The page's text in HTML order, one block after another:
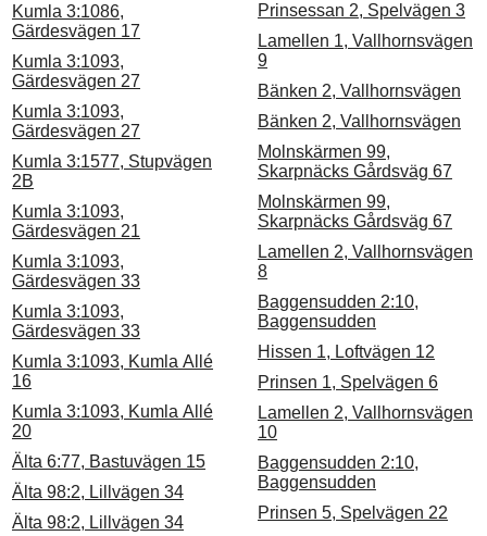
Kumla 3:1086,
Gärdesvägen 17
Kumla 3:1093,
Gärdesvägen 27
Kumla 3:1093,
Gärdesvägen 27
Kumla 3:1577, Stupvägen
2B
Kumla 3:1093,
Gärdesvägen 21
Kumla 3:1093,
Gärdesvägen 33
Kumla 3:1093,
Gärdesvägen 33
Kumla 3:1093, Kumla Allé
16
Kumla 3:1093, Kumla Allé
20
Älta 6:77, Bastuvägen 15
Älta 98:2, Lillvägen 34
Älta 98:2, Lillvägen 34
Prinsessan 2, Spelvägen 3
Lamellen 1, Vallhornsvägen
9
Bänken 2, Vallhornsvägen
Bänken 2, Vallhornsvägen
Molnskärmen 99,
Skarpnäcks Gårdsväg 67
Molnskärmen 99,
Skarpnäcks Gårdsväg 67
Lamellen 2, Vallhornsvägen
8
Baggensudden 2:10,
Baggensudden
Hissen 1, Loftvägen 12
Prinsen 1, Spelvägen 6
Lamellen 2, Vallhornsvägen
10
Baggensudden 2:10,
Baggensudden
Prinsen 5, Spelvägen 22